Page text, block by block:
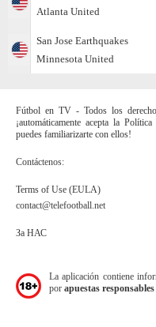
Atlanta United
San Jose Earthquakes
Minnesota United
Fútbol en TV - Todos los
¡automáticamente acepta la
puedes familiarizarte con ellos!
Contáctenos:
Terms of Use (EULA)
contact@telefootball.net
За НАС
La aplicación contiene
por apuestas